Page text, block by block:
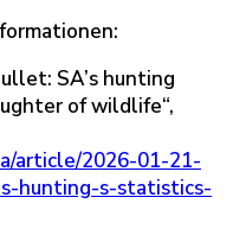
SA’s hunting
of wildlife“,
article/2026-01-21-
hunting-s-statistics-